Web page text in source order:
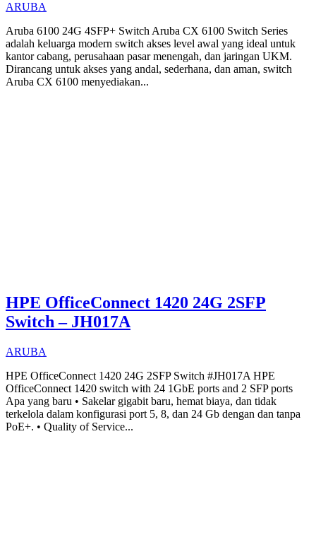
ARUBA
Aruba 6100 24G 4SFP+ Switch Aruba CX 6100 Switch Series
adalah keluarga modern switch akses level awal yang ideal untuk
kantor cabang, perusahaan pasar menengah, dan jaringan UKM.
Dirancang untuk akses yang andal, sederhana, dan aman, switch
Aruba CX 6100 menyediakan...
HPE OfficeConnect 1420 24G 2SFP
Switch – JH017A
ARUBA
HPE OfficeConnect 1420 24G 2SFP Switch #JH017A HPE
OfficeConnect 1420 switch with 24 1GbE ports and 2 SFP ports
Apa yang baru • Sakelar gigabit baru, hemat biaya, dan tidak
terkelola dalam konfigurasi port 5, 8, dan 24 Gb dengan dan tanpa
PoE+. • Quality of Service...